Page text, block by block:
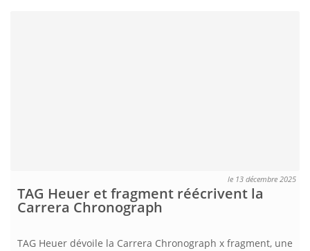
le 13 décembre 2025
TAG Heuer et fragment réécrivent la
Carrera Chronograph
TAG Heuer dévoile la Carrera Chronograph x fragment, une